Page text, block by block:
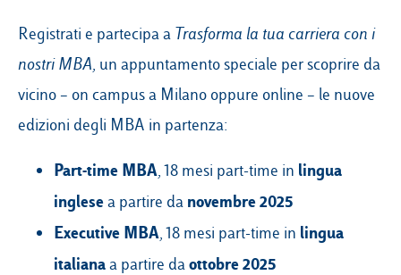
Registrati e partecipa a Trasforma la tua carriera con i
nostri MBA, un appuntamento speciale per scoprire da
vicino – on campus a Milano oppure online – le nuove
edizioni degli MBA in partenza:
Part-time MBA, 18 mesi part-time in lingua
inglesea partire da novembre 2025
Executive MBA, 18 mesi part-time in lingua
italianaa partire daottobre 2025